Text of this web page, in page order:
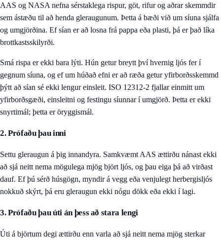
AAS og NASA nefna sérstaklega rispur, göt, rifur og aðrar skemmdir
sem ástæðu til að henda gleraugunum. Þetta á bæði við um síuna sjálfa
og umgjörðina. Ef sían er að losna frá pappa eða plasti, þá er það líka
brottkastsskilyrði.
Smá rispa er ekki bara lýti. Hún getur breytt því hvernig ljós fer í
gegnum síuna, og ef um húðað efni er að ræða getur yfirborðsskemmd
þýtt að sían sé ekki lengur einsleit. ISO 12312-2 fjallar einmitt um
yfirborðsgæði, einsleitni og festingu síunnar í umgjörð. Þetta er ekki
snyrtimál; þetta er öryggismál.
2. Prófaðu þau inni
Settu gleraugun á þig innandyra. Samkvæmt AAS ættirðu nánast ekki
að sjá neitt nema mögulega mjög björt ljós, og þau eiga þá að virðast
dauf. Ef þú sérð húsgögn, myndir á vegg eða venjulegt herbergisljós
nokkuð skýrt, þá eru gleraugun ekki nógu dökk eða ekki í lagi.
3. Prófaðu þau úti án þess að stara lengi
Úti á björtum degi ættirðu enn varla að sjá neitt nema mjög sterkar